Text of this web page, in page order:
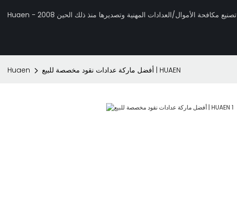
Huaen - تصنيع مكافحة الأموال/العدادات المهنية وتصديرها منذ ذلك الحين 2008
Huaen أفضل ماركة عدادات نقود مخصصة للبيع | HUAEN